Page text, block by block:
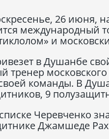
26 июня,
международный
и
в Душанбе
тренер
команды. В
9
Черевченко
Джамшеде